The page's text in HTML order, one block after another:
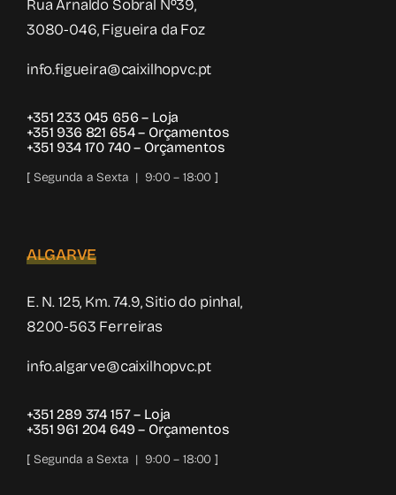
Rua Arnaldo Sobral Nº39,
3080-046, Figueira da Foz
info.figueira@caixilhopvc.pt
+351 233 045 656– Loja
+351 936 821 654– Orçamentos
+351 934 170 740– Orçamentos
[ Segunda a Sexta | 9:00 – 18:00 ]
ALGARVE
E. N. 125, Km. 74.9, Sitio do pinhal,
8200-563 Ferreiras
info.algarve@caixilhopvc.pt
+351 289 374 157– Loja
+351 961 204 649– Orçamentos
[ Segunda a Sexta | 9:00 – 18:00 ]